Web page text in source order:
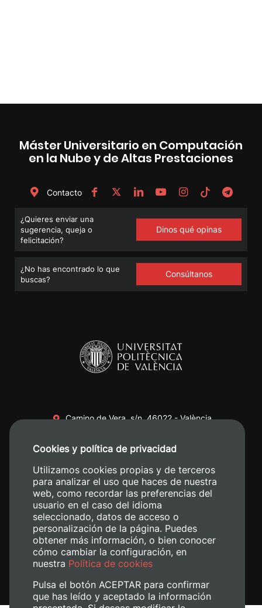
Máster Universitario en Computación
en la Nube y de Altas Prestaciones
Contacto
¿Quieres enviar una
sugerencia, queja o
felicitación?
Dinos qué opinas
¿No has encontrado lo que
buscas?
Consúltanos
Camino de Vera, s/n. 46022 - València
+34 620 04 00 50
Cookies y política de privacidad
Utilizamos cookies propias y de terceros
para analizar el uso que haces de nuestra
web, como recordar las preferencias del
usuario en el caso del idioma
seleccionado, datos de acceso o
personalización de la página. Puedes
obtener más información, o bien conocer
cómo cambiar la configuración, en
nuestra Política de cookies
Pulsa el botón ACEPTAR para confirmar
que has leído y aceptado la información